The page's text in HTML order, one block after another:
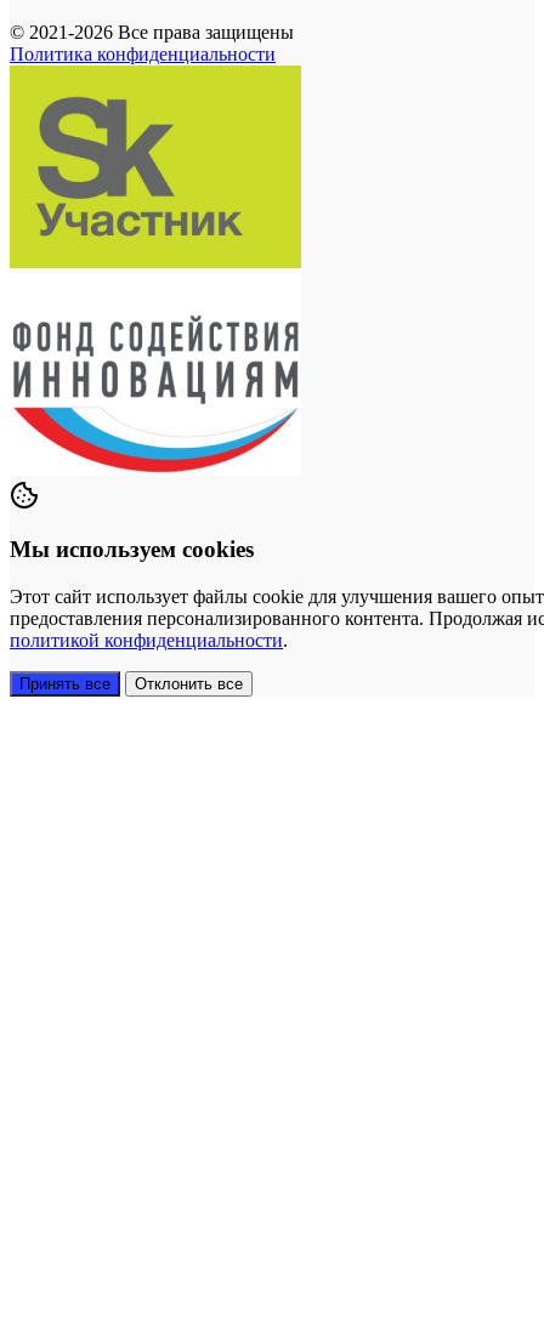
© 2021-2026 Все права защищены
Политика конфиденциальности
Мы используем cookies
Этот сайт использует файлы cookie для улучшения вашего
предоставления персонализированного контента. Продолжая
политикой конфиденциальности.
Принять все Отклонить все